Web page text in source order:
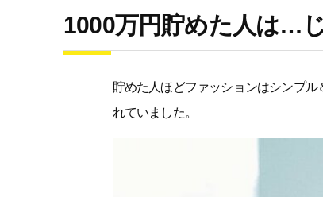
1000万円貯めた人は…
貯めた人ほどファッションはシンプ
れていました。